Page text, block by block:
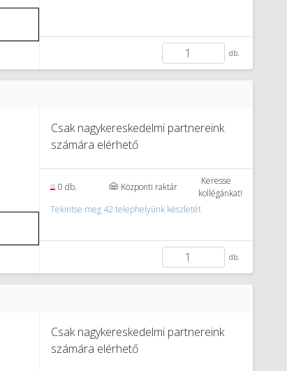
db.
Csak nagykereskedelmi partnereink
számára elérhető
0 db. Központi raktár
Keresse
kollégánkat!
Tekintse meg 42 telephelyünk készletét
db.
Csak nagykereskedelmi partnereink
számára elérhető